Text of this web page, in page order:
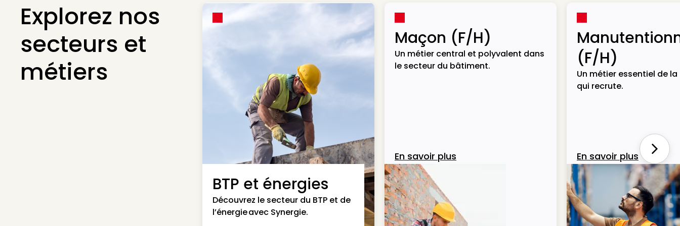
Explorez nos
secteurs et
métiers
BTP et énergies
Découvrez le secteur du BTP et de
l’énergie avec Synergie.
Maçon (F/H)
Un métier central et polyvalent dans
le secteur du bâtiment.
En savoir plus
(F/H)
Un métier essentiel de
qui recrute.
En savoir plus Next